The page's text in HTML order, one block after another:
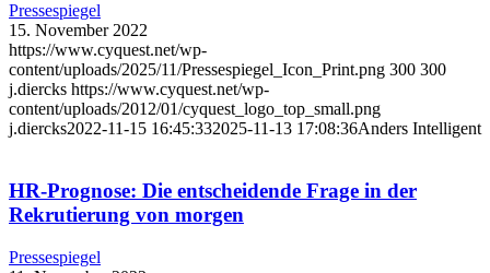
Pressespiegel
15. November 2022
https://www.cyquest.net/wp-
content/uploads/2025/11/Pressespiegel_Icon_Print.png 300 300
j.diercks https://www.cyquest.net/wp-
content/uploads/2012/01/cyquest_logo_top_small.png
j.diercks2022-11-15 16:45:332025-11-13 17:08:36Anders Intelligent
HR-Prognose: Die entscheidende Frage in der
Rekrutierung von morgen
Pressespiegel